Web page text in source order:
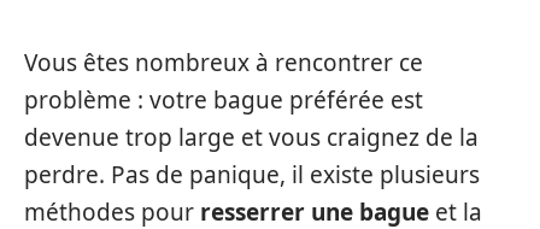
Vous êtes nombreux à rencontrer ce
problème : votre bague préférée est
devenue trop large et vous craignez de la
perdre. Pas de panique, il existe plusieurs
méthodes pour resserrer une bague et la